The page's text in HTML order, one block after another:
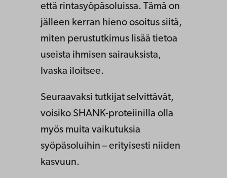
että rintasyöpäsoluissa. Tämä on
jälleen kerran hieno osoitus siitä,
miten perustutkimus lisää tietoa
useista ihmisen sairauksista,
Ivaska iloitsee.
Seuraavaksi tutkijat selvittävät,
voisiko SHANK-proteiinilla olla
myös muita vaikutuksia
syöpäsoluihin – erityisesti niiden
kasvuun.